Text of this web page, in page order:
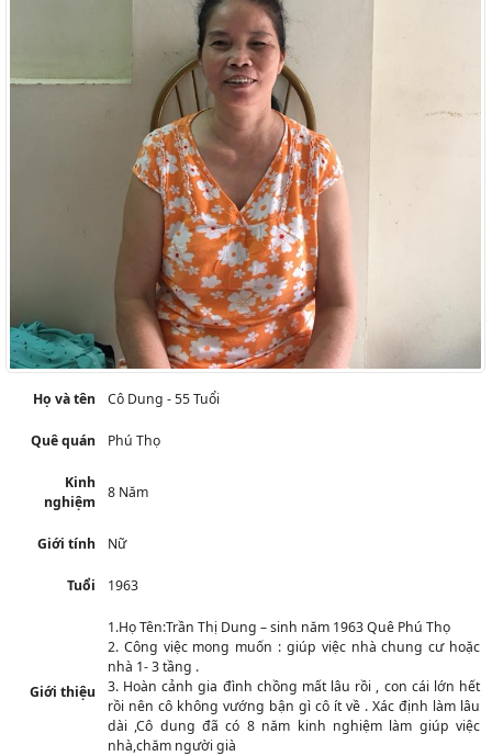
Họ và tên Cô Dung - 55 Tuổi
Quê quán Phú Thọ
Kinh
nghiệm
8 Năm
Giới tính Nữ
Tuổi 1963
Giới thiệu
1.Họ Tên:Trần Thị Dung – sinh năm 1963 Quê Phú Thọ
2. Công việc mong muốn : giúp việc nhà chung cư hoặc
nhà 1- 3 tầng .
3. Hoàn cảnh gia đình chồng mất lâu rồi , con cái lớn hết
rồi nên cô không vướng bận gì cô ít về . Xác định làm lâu
dài ,Cô dung đã có 8 năm kinh nghiệm làm giúp việc
nhà,chăm người già